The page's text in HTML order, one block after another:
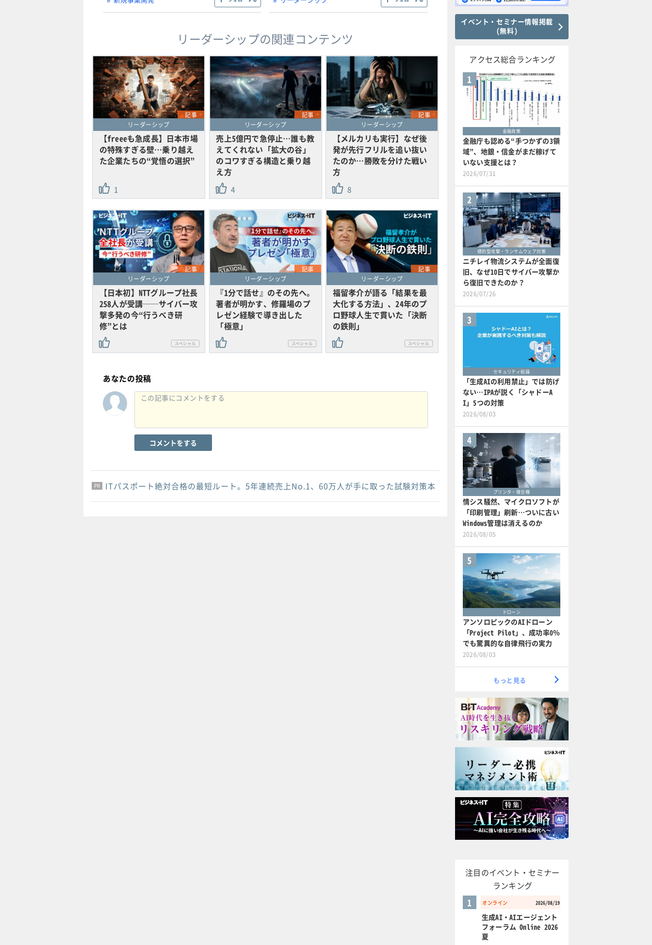
リーダーシップの関連コンテンツ
記事
リーダーシップ
【freeeも急成長】日本市場
の特殊すぎる壁…乗り越え
た企業たちの“覚悟の選択”
1
記事
リーダーシップ
売上5億円で急停止…誰も教
えてくれない「拡大の谷」
のコワすぎる構造と乗り越
え方
4
記事
リーダーシップ
【メルカリも実行】なぜ後
発が先行フリルを追い抜い
たのか…勝敗を分けた戦い
方
8
記事
リーダーシップ
【日本初】NTTグループ社長
258人が受講──サイバー攻
撃多発の今“行うべき研
修”とは
記事
リーダーシップ
『1分で話せ』のその先へ。
著者が明かす、修羅場のプ
レゼン経験で導き出した
「極意」
記事
リーダーシップ
福留孝介が語る「結果を最
大化する方法」、24年のプ
ロ野球人生で貫いた「決断
の鉄則」
あなたの投稿
コメントをする
PR
PR
PR ITパスポート絶対合格の最短ルート。5年連続売上No.1、60万人が手に取った試験対策本
イベント・セミナー情報掲載
(無料)
アクセス総合ランキング
1
金融政策
金融庁も認める“手つかずの3領
域”、地銀・信金がまだ稼げて
いない支援とは？
2026/07/31
2
標的型攻撃・ランサムウェア対策
ニチレイ物流システムが全面復
旧、なぜ10日でサイバー攻撃か
ら復旧できたのか？
2026/07/26
3
セキュリティ総論
「生成AIの利用禁止」では防げ
ない…IPAが説く「シャドーA
I」5つの対策
2026/08/03
4
プリンタ・複合機
情シス騒然、マイクロソフトが
「印刷管理」刷新…ついに古い
Windows管理は消えるのか
2026/08/05
5
ドローン
アンソロピックのAIドローン
「Project Pilot」、成功率0％
でも驚異的な自律飛行の実力
2026/08/03
もっと見る
注目のイベント・セミナー
ランキング
オンライン 2026/08/19
1
生成AI・AIエージェント
フォーラム Online 2026
夏